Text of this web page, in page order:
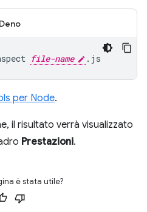
Deno
file-name .js
per Node.
il risultato verrà visualizzato
Prestazioni.
è stata utile?